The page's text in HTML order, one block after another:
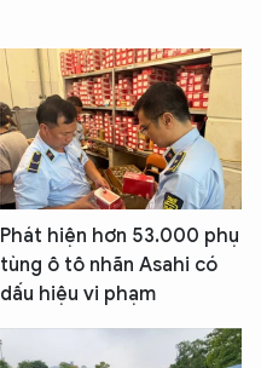
Phát hiện hơn 53.000 phụ
tùng ô tô nhãn Asahi có
dấu hiệu vi phạm